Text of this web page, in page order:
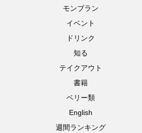
モンブラン
イベント
ドリンク
知る
テイクアウト
書籍
ベリー類
English
週間ランキング